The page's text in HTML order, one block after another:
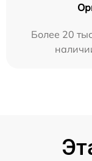
Более 20